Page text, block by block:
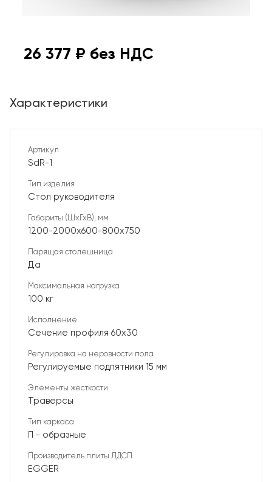
26 377 ₽ без НДС
Характеристики
Артикул
SdR-1
Тип изделия
Стол руководителя
Габариты (ШхГхВ), мм
1200-2000х600-800х750
Парящая столешница
Да
Максимальная нагрузка
100 кг
Исполнение
Сечение профиля 60х30
Регулировка на неровности пола
Регулируемые подпятники 15 мм
Элементы жесткости
Траверсы
Тип каркаса
П - образные
Производитель плиты ЛДСП
EGGER